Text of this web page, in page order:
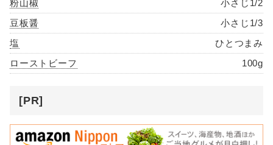
粉山椒
小さじ1/2
豆板醤
小さじ1/3
塩
ひとつまみ
ローストビーフ
100g
[PR]